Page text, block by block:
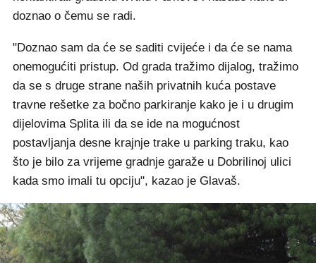
doznao o čemu se radi.
"Doznao sam da će se saditi cvijeće i da će se nama
onemogućiti pristup. Od grada tražimo dijalog, tražimo
da se s druge strane naših privatnih kuća postave
travne rešetke za bočno parkiranje kako je i u drugim
dijelovima Splita ili da se ide na mogućnost
postavljanja desne krajnje trake u parking traku, kao
što je bilo za vrijeme gradnje garaže u Dobrilinoj ulici
kada smo imali tu opciju", kazao je Glavaš.